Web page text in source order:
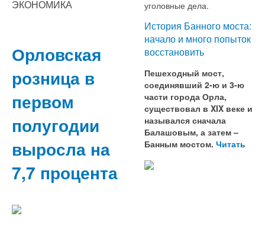
ЭКОНОМИКА
Орловская
розница в
первом
полугодии
выросла на
7,7 процента
уголовные дела.
История Банного моста:
начало и много попыток
восстановить
Пешеходный мост,
соединявший 2-ю и 3-ю
части города Орла,
существовал в XIX веке и
назывался сначала
Балашовым, а затем –
Банным мостом. Читать